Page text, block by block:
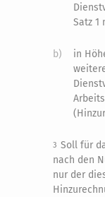
Satz 1
b)
in
3 Soll für
nach den
nur der